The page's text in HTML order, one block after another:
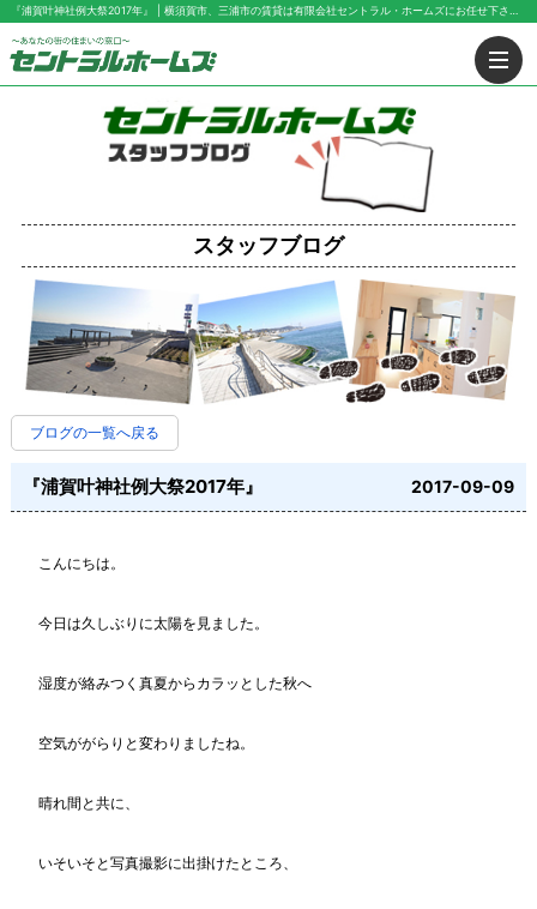
スタッフブログ
ブログの一覧へ戻る
『浦賀叶神社例大祭2017年』 2017-09-09
こんにちは。
今日は久しぶりに太陽を見ました。
湿度が絡みつく真夏からカラッとした秋へ
空気ががらりと変わりましたね。
晴れ間と共に、
いそいそと写真撮影に出掛けたところ、